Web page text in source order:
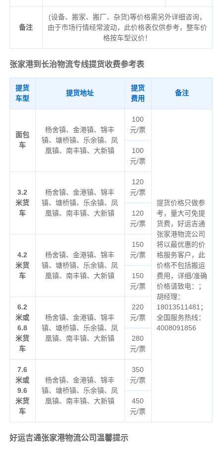
备注
(设备、搬家、搬厂、杂货)等价格需另外详细咨询，
由于市场行情经常波动，此价格表仅供参考，整车价
格按车型议价！
张家港到长治物流专线提货收费参考表
提货
车型
提货地址
提货
费用
备注
面包
车
杨舍镇、金港镇、锦丰
镇、塘桥镇、乐余镇、凤
凰镇、南丰镇、大新镇
100
元/票
提货价格只做参
考，量大可免提
货费，好运吉通
张家港物流公司
将以最优惠的价
格服务客户，此
价格不包括搬运
费用，详细/准确
价格请致电：；
胡经理：
18013511481；
全国服务热线：
4008091856
100
元/票
3.2
米货
车
杨舍镇、金港镇、锦丰
镇、塘桥镇、乐余镇、凤
凰镇、南丰镇、大新镇
120
元/票
120
元/票
4.2
米货
车
杨舍镇、金港镇、锦丰
镇、塘桥镇、乐余镇、凤
凰镇、南丰镇、大新镇
150
元/票
150
元/票
6.2
米或
6.8
米货
车
杨舍镇、金港镇、锦丰
镇、塘桥镇、乐余镇、凤
凰镇、南丰镇、大新镇
220
元/票
280
元/票
7.6
米或
9.6
米货
车
杨舍镇、金港镇、锦丰
镇、塘桥镇、乐余镇、凤
凰镇、南丰镇、大新镇
350
元/票
450
元/票
好运吉通张家港物流公司温馨提示